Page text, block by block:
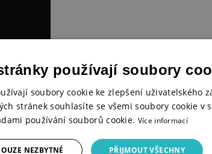
používají soubory
soubory cookie ke zlepšení uživatelského
stránek souhlasíte se všemi soubory cookie v
používání souborů cookie. Více informací
PŘIJMOUT VŠECHNY
NEZBYTNÉ